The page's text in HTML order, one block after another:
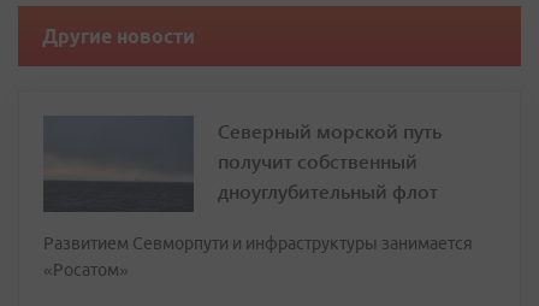
Другие новости
Северный морской путь
получит собственный
дноуглубительный флот
Развитием Севморпути и инфраструктуры занимается
«Росатом»